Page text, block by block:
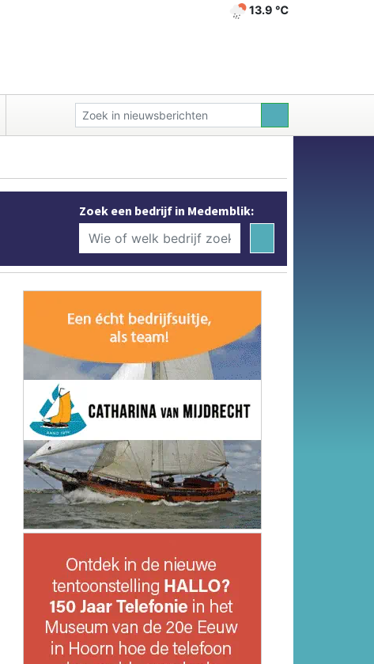
13.9 ℃
Zoek een bedrijf in Medemblik: